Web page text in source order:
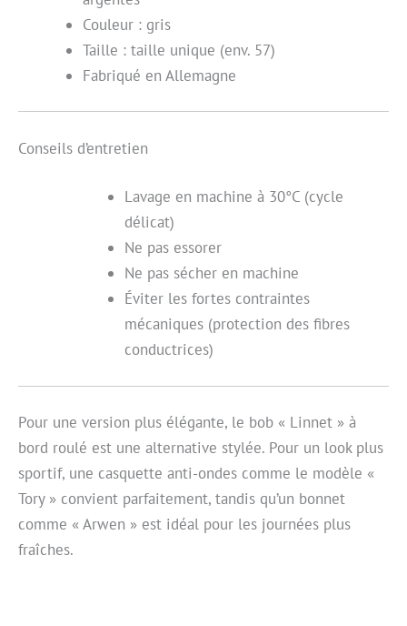
Couleur : gris
Taille : taille unique (env. 57)
Fabriqué en Allemagne
Conseils d’entretien
Lavage en machine à 30°C (cycle
délicat)
Ne pas essorer
Ne pas sécher en machine
Éviter les fortes contraintes
mécaniques (protection des fibres
conductrices)
Pour une version plus élégante, le bob « Linnet » à
bord roulé est une alternative stylée. Pour un look plus
sportif, une casquette anti-ondes comme le modèle «
Tory » convient parfaitement, tandis qu’un bonnet
comme « Arwen » est idéal pour les journées plus
fraîches.